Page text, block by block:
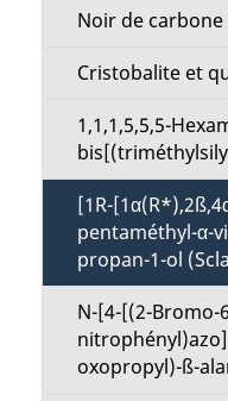
Noir de carbone
Cristobalite et
1,1,1,5,5,5-
[1R-
pentaméthyl-α-
propan-1-ol
N-[4-[(2-Bromo-
oxopropyl)-ß-